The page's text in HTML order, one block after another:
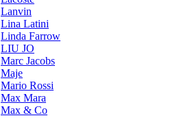
Lanvin
Lina Latini
Linda Farrow
LIU JO
Marc Jacobs
Maje
Mario Rossi
Max Mara
Max & Co